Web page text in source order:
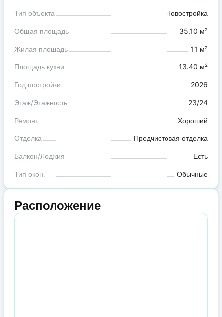
Тип объекта Новостройка
Общая площадь 35.10 м²
Жилая площадь 11 м²
Площадь кухни 13.40 м²
Год постройки 2026
Этаж/Этажность 23/24
Ремонт Хороший
Отделка Предчистовая отделка
Балкон/Лоджия Есть
Тип окон Обычные
Расположение